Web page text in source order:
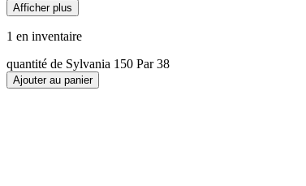
Afficher plus
1 en inventaire
quantité de Sylvania 150 Par 38
Ajouter au panier